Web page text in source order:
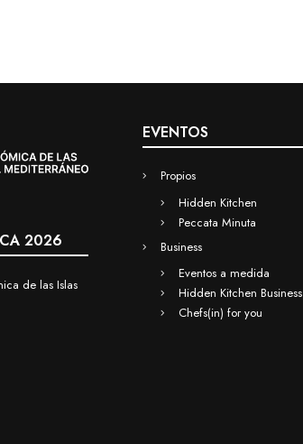
2026
de las Islas
EVENTOS
Propios
Hidden Kitchen
Peccata Minuta
Business
Eventos a medida
Hidden Kitchen Business
Chefs(in) for you